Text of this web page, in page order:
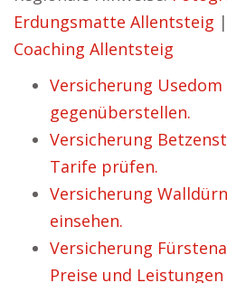
Erdungsmatte Allentsteig |
Coaching Allentsteig
Versicherung
gegenüberstellen.
Versicherung
Tarife prüfen.
Versicherung
einsehen.
Versicherung
Preise und